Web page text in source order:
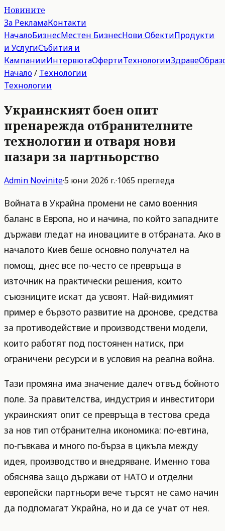
Новините
За РекламаКонтакти
НачалоБизнесМестен БизнесНови ОбектиПродукти
и УслугиСъбития и
КампанииИнтервютаОфертиТехнологииЗдраве
Начало/ Технологии
Технологии
Украинският боен опит
пренарежда отбранителните
технологии и отваря нови
пазари за партньорство
Admin Novinite·5 юни 2026 г.·1065 прегледа
Войната в Украйна промени не само военния
баланс в Европа, но и начина, по който западните
държави гледат на иновациите в отбраната. Ако в
началото Киев беше основно получател на
помощ, днес все по-често се превръща в
източник на практически решения, които
съюзниците искат да усвоят. Най-видимият
пример е бързото развитие на дронове, средства
за противодействие и производствени модели,
които работят под постоянен натиск, при
ограничени ресурси и в условия на реална война.
Тази промяна има значение далеч отвъд бойното
поле. За правителства, индустрия и инвеститори
украинският опит се превръща в тестова среда
за нов тип отбранителна икономика: по-евтина,
по-гъвкава и много по-бърза в цикъла между
идея, производство и внедряване. Именно това
обяснява защо държави от НАТО и отделни
европейски партньори вече търсят не само начин
да подпомагат Украйна, но и да се учат от нея.